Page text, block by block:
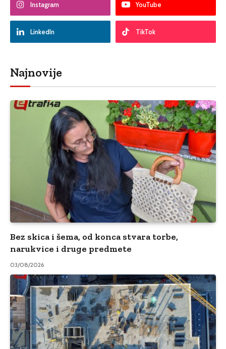
Instagram YouTube
LinkedIn TikTok
Najnovije
Bez skica i šema, od konca stvara torbe,
narukvice i druge predmete
03/08/2026